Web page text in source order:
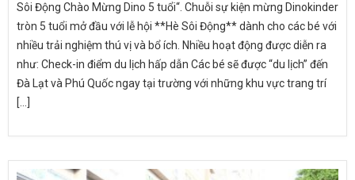
Sôi Động Chào Mừng Dino 5 tuổi“. Chuỗi sự kiện mừng Dinokinder
tròn 5 tuổi mở đầu với lễ hội **Hè Sôi Động** dành cho các bé với
nhiều trải nghiệm thú vị và bổ ích. Nhiều hoạt động được diễn ra
như: Check-in điểm du lịch hấp dẫn Các bé sẽ được “du lịch” đến
Đà Lạt và Phú Quốc ngay tại trường với những khu vực trang trí
[...]